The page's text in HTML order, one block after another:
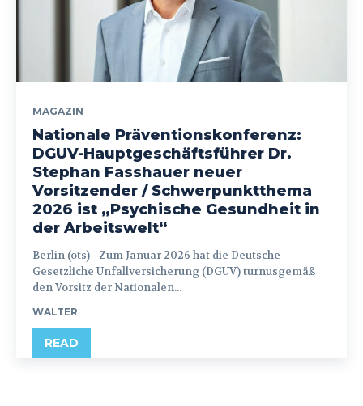
MAGAZIN
Nationale Präventionskonferenz:
DGUV-Hauptgeschäftsführer Dr.
Stephan Fasshauer neuer
Vorsitzender / Schwerpunktthema
2026 ist „Psychische Gesundheit in
der Arbeitswelt“
Berlin (ots) - Zum Januar 2026 hat die Deutsche
Gesetzliche Unfallversicherung (DGUV) turnusgemäß
den Vorsitz der Nationalen...
WALTER
READ